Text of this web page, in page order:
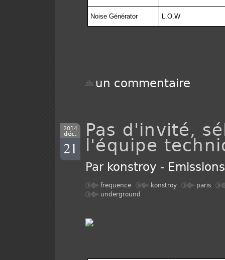
Noise Générator L.O.W
un commentaire
2014
déc.
21
Pas d'invité,
l'équipe
Par konstroy -
frequence konstroy
paris
underground